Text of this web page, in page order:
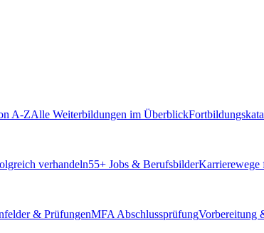
A-ZAlle Weiterbildungen im Überblick
verhandeln55+ Jobs & BerufsbilderKarrierewege
& PrüfungenMFA AbschlussprüfungVorbereitung